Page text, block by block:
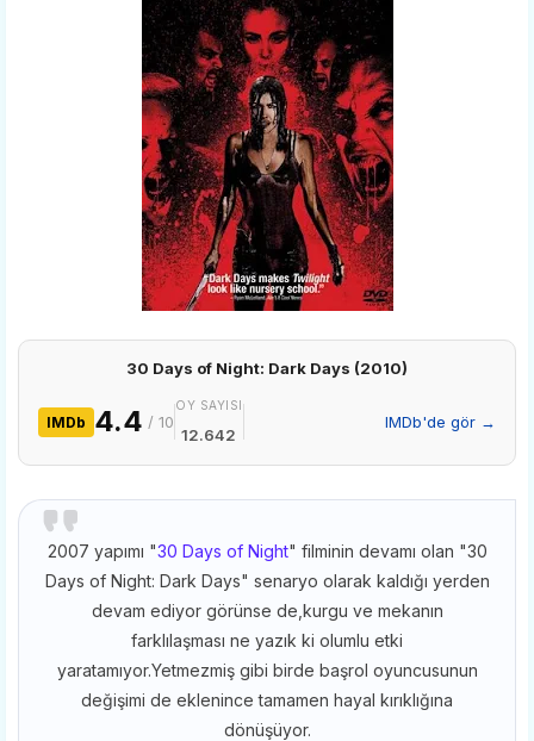
30 Days of Night: Dark Days (2010)
IMDb 4.4 / 10
OY SAYISI
12.642
IMDb'de gör →
2007 yapımı "30 Days of Night" filminin devamı olan "30
Days of Night: Dark Days" senaryo olarak kaldığı yerden
devam ediyor görünse de,kurgu ve mekanın
farklılaşması ne yazık ki olumlu etki
yaratamıyor.Yetmezmiş gibi birde başrol oyuncusunun
değişimi de eklenince tamamen hayal kırıklığına
dönüşüyor.